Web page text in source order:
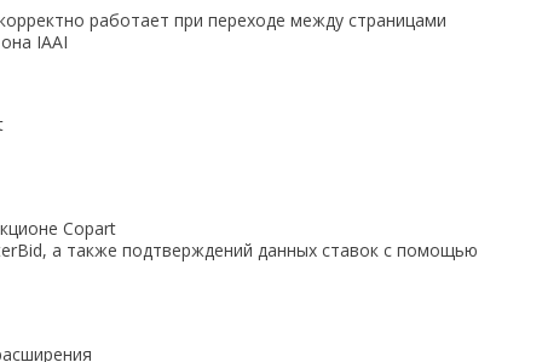
работает при переходе между страницами
IAAI
Copart
а также подтверждений данных ставок с помощью